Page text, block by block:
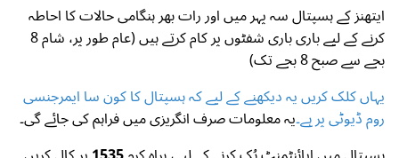
ایتھنز کے ہسپتال سہ پہر میں اور رات بھر ہنگامی حالات کا احاطہ
کرنے کے لیے باری باری شفٹوں پر کام کرتے ہیں (عام طور پر، شام 8
بجے سے صبح 8 بجے تک)
یہاں کلک کریں یہ دیکھنے کے لیے کہ ہسپتال کا کون سا ایمرجنسی
روم ڈیوٹی پر ہے۔یہ معلومات صرف انگریزی میں فراہم کی جائے گی۔